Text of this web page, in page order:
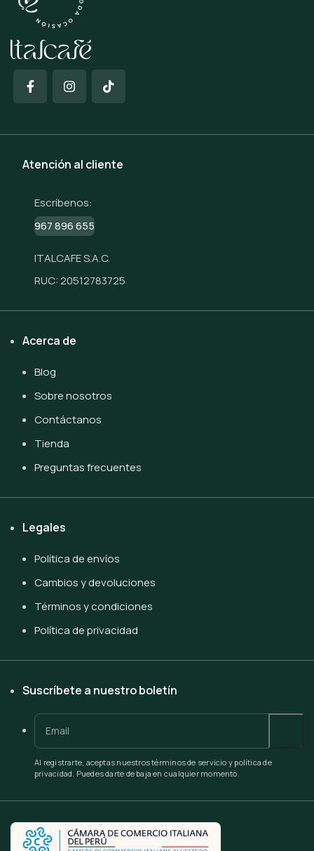
Atención al cliente
Escríbenos:
967 896 655
ITALCAFE S.A.C.
RUC: 20512783725
Acerca de
Blog
Sobre nosotros
Contáctanos
Tienda
Preguntas frecuentes
Legales
Política de envíos
Cambios y devoluciones
Términos y condiciones
Política de privacidad
Suscríbete a nuestro boletín
Al registrarte, aceptas nuestros términos de servicio y política de
privacidad. Puedes darte de baja en cualquier momento.